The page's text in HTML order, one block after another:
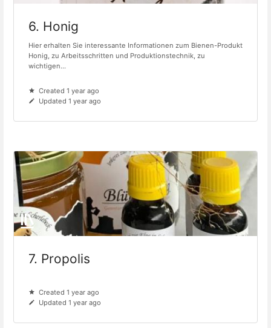
6. Honig
Hier erhalten Sie interessante Informationen zum Bienen-Produkt
Honig, zu Arbeitsschritten und Produktionstechnik, zu
wichtigen...
Created 1 year ago
Updated 1 year ago
7. Propolis
Created 1 year ago
Updated 1 year ago